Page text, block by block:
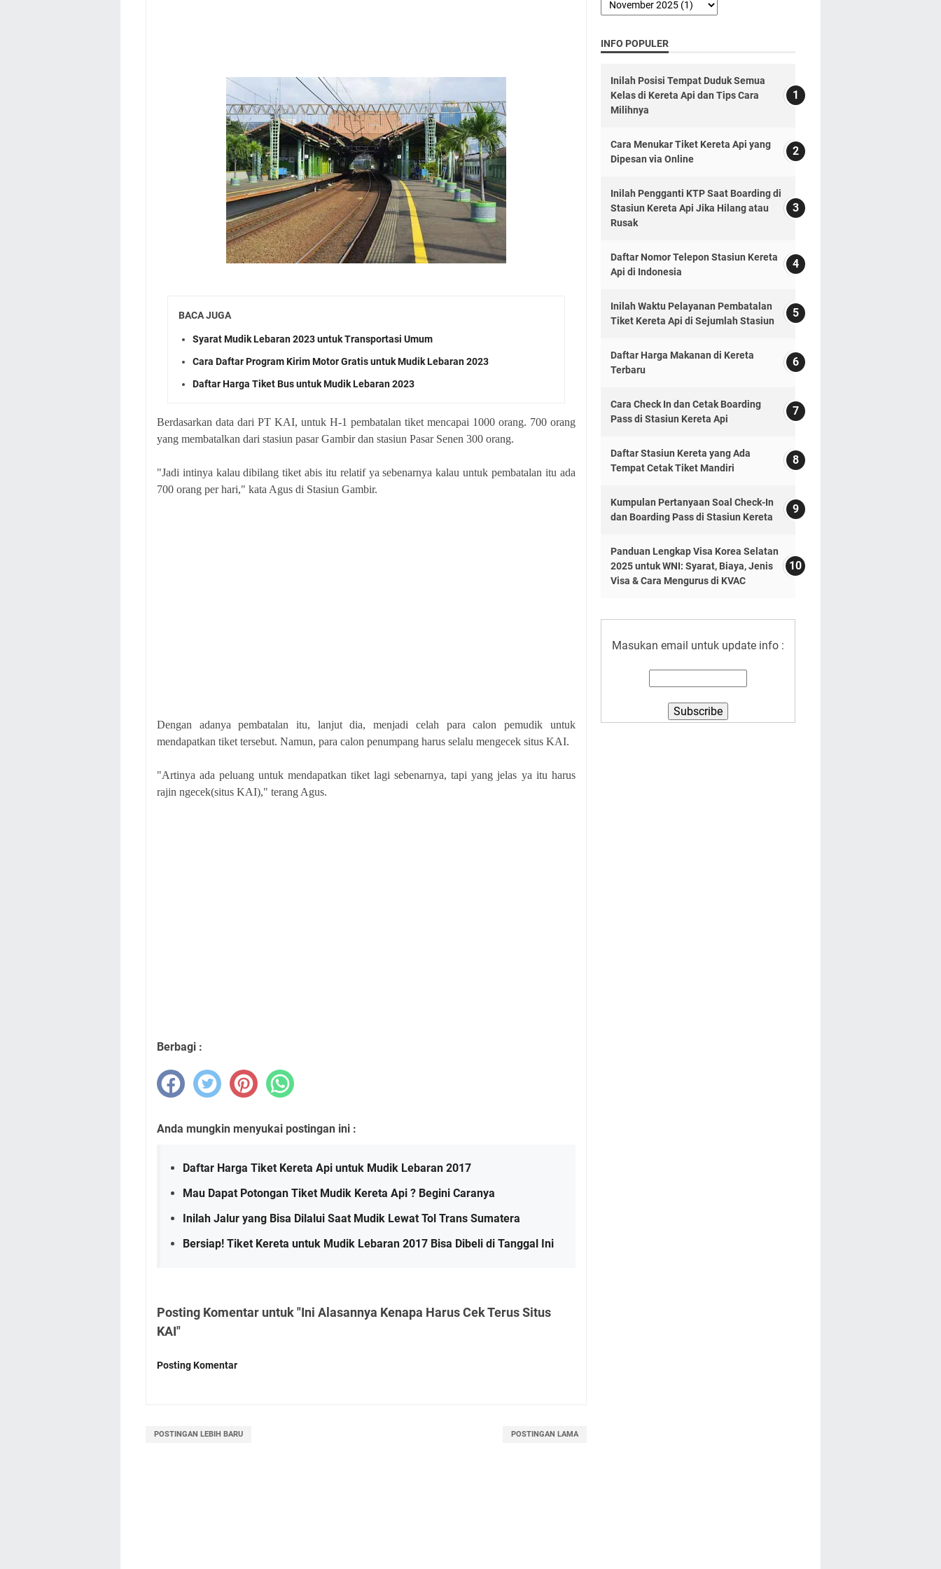
BACA JUGA
Syarat Mudik Lebaran 2023 untuk Transportasi Umum
Cara Daftar Program Kirim Motor Gratis untuk Mudik Lebaran 2023
Daftar Harga Tiket Bus untuk Mudik Lebaran 2023
Berdasarkan data dari PT KAI, untuk H-1 pembatalan tiket mencapai 1000 orang. 700 orang
yang membatalkan dari stasiun pasar Gambir dan stasiun Pasar Senen 300 orang.
"Jadi intinya kalau dibilang tiket abis itu relatif ya sebenarnya kalau untuk pembatalan itu ada
700 orang per hari," kata Agus di Stasiun Gambir.
Dengan adanya pembatalan itu, lanjut dia, menjadi celah para calon pemudik untuk
mendapatkan tiket tersebut. Namun, para calon penumpang harus selalu mengecek situs KAI.
"Artinya ada peluang untuk mendapatkan tiket lagi sebenarnya, tapi yang jelas ya itu harus
rajin ngecek(situs KAI)," terang Agus.
Berbagi :
Anda mungkin menyukai postingan ini :
Daftar Harga Tiket Kereta Api untuk Mudik Lebaran 2017
Mau Dapat Potongan Tiket Mudik Kereta Api ? Begini Caranya
Inilah Jalur yang Bisa Dilalui Saat Mudik Lewat Tol Trans Sumatera
Bersiap! Tiket Kereta untuk Mudik Lebaran 2017 Bisa Dibeli di Tanggal Ini
Posting Komentar untuk "Ini Alasannya Kenapa Harus Cek Terus Situs
KAI"
Posting Komentar
POSTINGAN LEBIH BARU POSTINGAN LAMA
INFO POPULER
Inilah Posisi Tempat Duduk Semua
Kelas di Kereta Api dan Tips Cara
Milihnya
Cara Menukar Tiket Kereta Api yang
Dipesan via Online
Inilah Pengganti KTP Saat Boarding di
Stasiun Kereta Api Jika Hilang atau
Rusak
Daftar Nomor Telepon Stasiun Kereta
Api di Indonesia
Inilah Waktu Pelayanan Pembatalan
Tiket Kereta Api di Sejumlah Stasiun
Daftar Harga Makanan di Kereta
Terbaru
Cara Check In dan Cetak Boarding
Pass di Stasiun Kereta Api
Daftar Stasiun Kereta yang Ada
Tempat Cetak Tiket Mandiri
Kumpulan Pertanyaan Soal Check-In
dan Boarding Pass di Stasiun Kereta
Panduan Lengkap Visa Korea Selatan
2025 untuk WNI: Syarat, Biaya, Jenis
Visa & Cara Mengurus di KVAC
Masukan email untuk update info :